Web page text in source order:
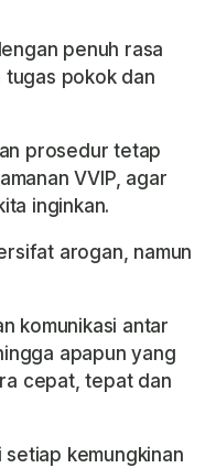
penuh rasa
pokok dan
prosedur tetap
VVIP, agar
inginkan.
arogan, namun
komunikasi antar
apapun yang
cepat, tepat dan
setiap kemungkinan